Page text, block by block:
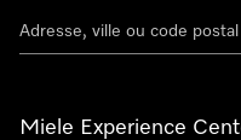
Miele Experience